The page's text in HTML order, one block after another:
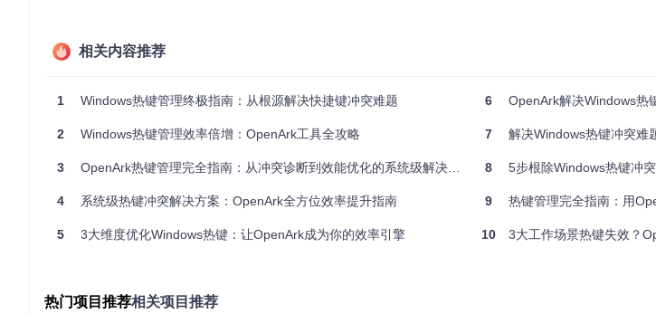
首先需要获取Hotkey Detective工具包，这是一款专为Windows系统设计的热键冲突诊断解决方案：
此命令将从官方仓库克隆最新版本的工具源码到本地系统
cd
build &&
相关内容推荐
1 Windows热键管理终极指南：从根源解决快捷键冲突难题
2 Windows热键管理效率倍增：OpenArk工具全攻略
3 OpenArk热键管理完全指南：从冲突诊断到效能优化的系统级解决方案
4 系统级热键冲突解决方案：OpenArk全方位效率提升指南
5 3大维度优化Windows热键：让OpenArk成为你的效率引擎
6 OpenArk解决Windows热
7 解决Windows热键冲突难
8 5步根除Windows热键冲
9 热键管理完全指南：用
10 3大工作场景热键失效？
热门项目推荐相关项目推荐